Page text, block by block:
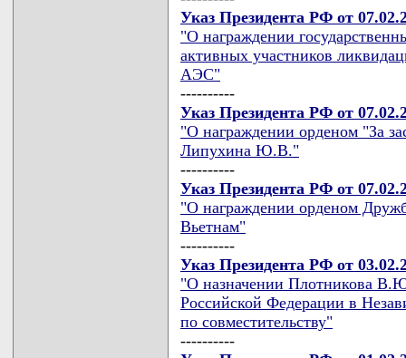
Указ Президента РФ от
"О награждении
активных участников
АЭС"
----------
Указ Президента РФ от
"О награждении орденом "За
Липухина Ю.В."
----------
Указ Президента РФ от
"О награждении орденом
Вьетнам"
----------
Указ Президента РФ от
"О назначении Плотникова
Российской Федерации в
по совместительству"
----------